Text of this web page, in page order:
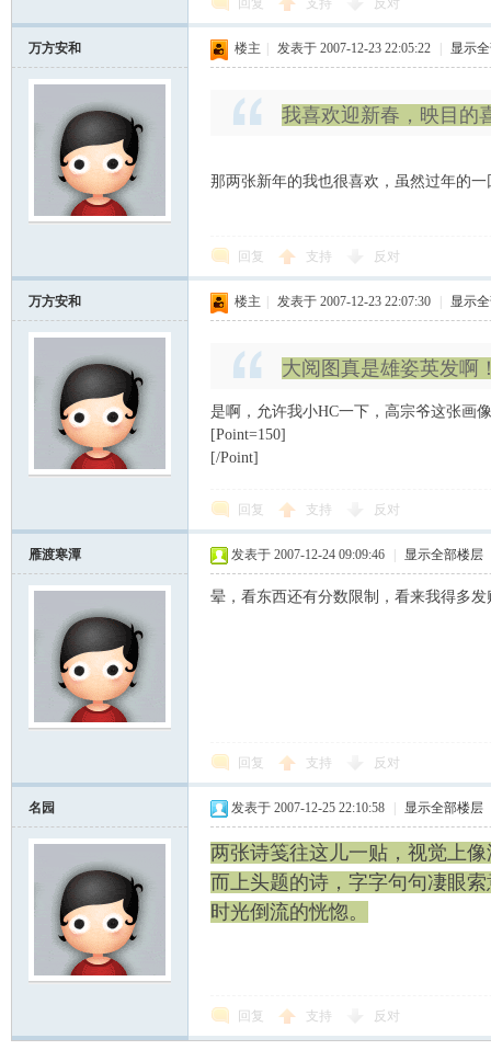
回复 支持 反对
万方安和 楼主 发表于 2007-12-23 22:05:22 显示
我喜欢迎新春，映目的
那两张新年的我也很喜欢，虽然过年的
回复 支持 反对
万方安和 楼主 发表于 2007-12-23 22:07:30 显示
大阅图真是雄姿英发啊
是啊，允许我小HC一下，高宗爷这张画
[Point=150]
[/Point]
回复 支持 反对
雁渡寒潭 发表于 2007-12-24 09:09:46 显示全部楼层
晕，看东西还有分数限制，看来我得多
回复 支持 反对
名园 发表于 2007-12-25 22:10:58 显示全部楼层
两张诗笺往这儿一贴，视觉上
而上头题的诗，字字句句凄眼
时光倒流的恍惚。
回复 支持 反对